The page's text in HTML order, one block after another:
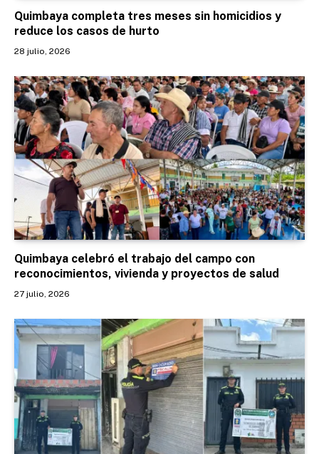
Quimbaya completa tres meses sin homicidios y
reduce los casos de hurto
28 julio, 2026
Quimbaya celebró el trabajo del campo con
reconocimientos, vivienda y proyectos de salud
27 julio, 2026